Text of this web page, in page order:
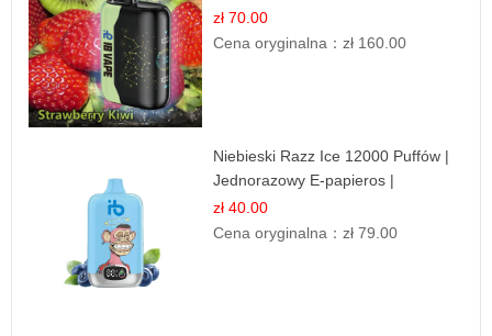
zł 70.00
Cena oryginalna：zł 160.00
Niebieski Razz Ice 12000 Puffów |
Jednorazowy E-papieros |
Jagodowy Chłód
zł 40.00
Cena oryginalna：zł 79.00